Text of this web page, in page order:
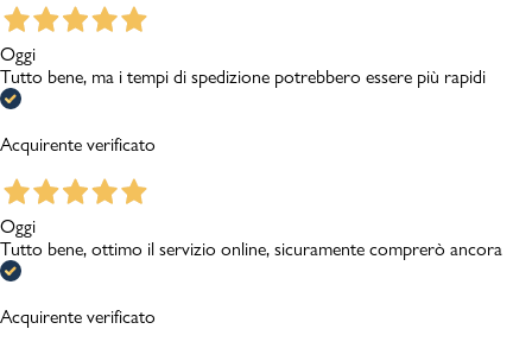
Oggi
Tutto bene, ma i tempi di spedizione potrebbero essere più rapidi
Acquirente verificato
Oggi
Tutto bene, ottimo il servizio online, sicuramente comprerò ancora
Acquirente verificato